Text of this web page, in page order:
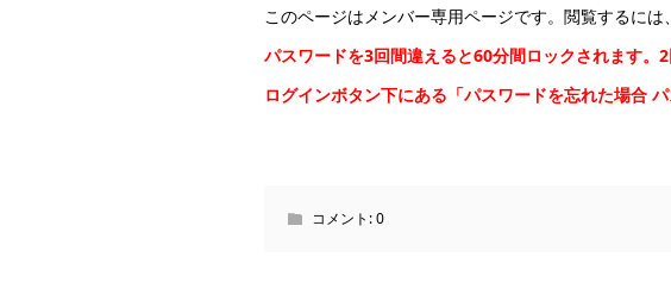
このページはメンバー専用ページです。閲覧するには
パスワードを3回間違えると60分間ロックされます。
ログインボタン下にある「パスワードを忘れた場合
コメント:0